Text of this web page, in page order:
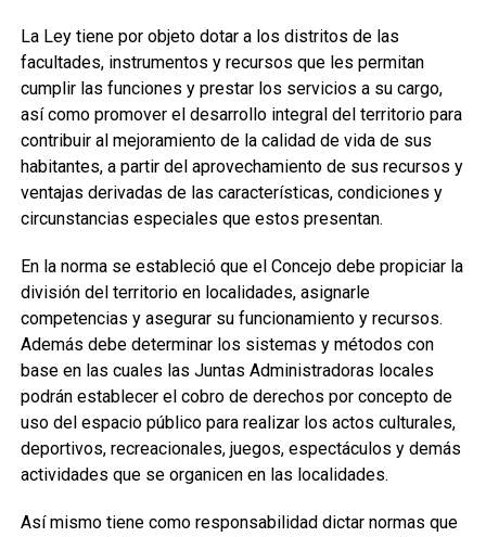
La Ley tiene por objeto dotar a los distritos de las
facultades, instrumentos y recursos que les permitan
cumplir las funciones y prestar los servicios a su cargo,
así como promover el desarrollo integral del territorio para
contribuir al mejoramiento de la calidad de vida de sus
habitantes, a partir del aprovechamiento de sus recursos y
ventajas derivadas de las características, condiciones y
circunstancias especiales que estos presentan.
En la norma se estableció que el Concejo debe propiciar la
división del territorio en localidades, asignarle
competencias y asegurar su funcionamiento y recursos.
Además debe determinar los sistemas y métodos con
base en las cuales las Juntas Administradoras locales
podrán establecer el cobro de derechos por concepto de
uso del espacio público para realizar los actos culturales,
deportivos, recreacionales, juegos, espectáculos y demás
actividades que se organicen en las localidades.
Así mismo tiene como responsabilidad dictar normas que